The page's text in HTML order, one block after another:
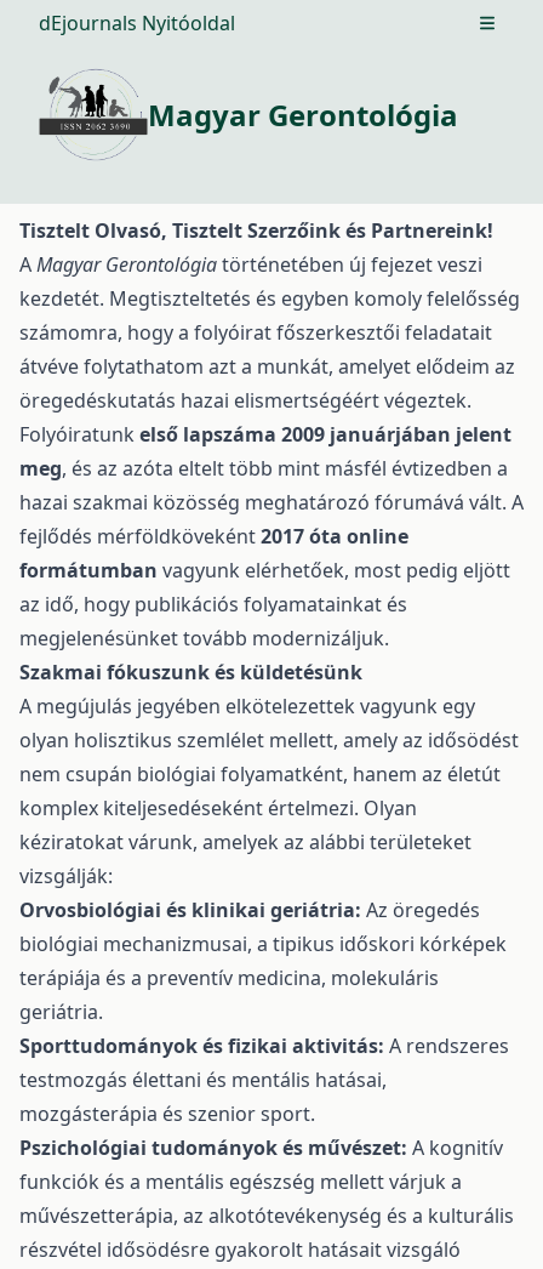
dEjournals Nyitóoldal Open
Magyar Gerontológia
Tisztelt Olvasó, Tisztelt Szerzőink és Partnereink!
AMagyar Gerontológiatörténetében új fejezet veszi
kezdetét. Megtiszteltetés és egyben komoly felelősség
számomra, hogy a folyóirat főszerkesztői feladatait
átvéve folytathatom azt a munkát, amelyet elődeim az
öregedéskutatás hazai elismertségéért végeztek.
Folyóiratunk első lapszáma 2009 januárjában jelent
meg, és az azóta eltelt több mint másfél évtizedben a
hazai szakmai közösség meghatározó fórumává vált. A
fejlődés mérföldköveként2017 óta online
formátumban vagyunk elérhetőek, most pedig eljött
az idő, hogy publikációs folyamatainkat és
megjelenésünket tovább modernizáljuk.
Szakmai fókuszunk és küldetésünk
A megújulás jegyében elkötelezettek vagyunk egy
olyan holisztikus szemlélet mellett, amely az idősödést
nem csupán biológiai folyamatként, hanem az életút
komplex kiteljesedéseként értelmezi. Olyan
kéziratokat várunk, amelyek az alábbi területeket
vizsgálják:
Orvosbiológiai és klinikai geriátria: Az öregedés
biológiai mechanizmusai, a tipikus időskori kórképek
terápiája és a preventív medicina, molekuláris
geriátria.
Sporttudományok és fizikai aktivitás: A rendszeres
testmozgás élettani és mentális hatásai,
mozgásterápia és szenior sport.
Pszichológiai tudományok és művészet: A kognitív
funkciók és a mentális egészség mellett várjuk a
művészetterápia, az alkotótevékenység és a kulturális
részvétel idősödésre gyakorolt hatásait vizsgáló